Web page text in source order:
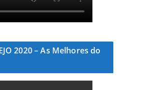
2020 – As Melhores do